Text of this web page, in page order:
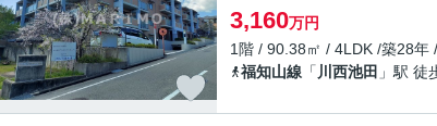
3,160万円
1階 / 90.38㎡ / 4LDK /築28年
福知山線 「 川西池田 」駅 徒